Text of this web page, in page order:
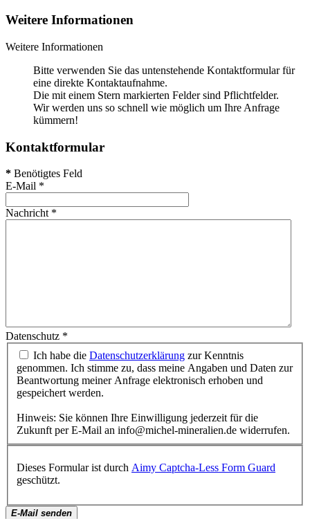
Weitere Informationen
Weitere Informationen
Bitte verwenden Sie das untenstehende Kontaktformular für
eine direkte Kontaktaufnahme.
Die mit einem Stern markierten Felder sind Pflichtfelder.
Wir werden uns so schnell wie möglich um Ihre Anfrage
kümmern!
Kontaktformular
* Benötigtes Feld
E-Mail *
Nachricht*
Datenschutz *
Ich habe die Datenschutzerklärung zur Kenntnis
genommen. Ich stimme zu, dass meine Angaben und Daten zur
Beantwortung meiner Anfrage elektronisch erhoben und
gespeichert werden.
Hinweis: Sie können Ihre Einwilligung jederzeit für die
Zukunft per E-Mail an info@michel-mineralien.de widerrufen.
Dieses Formular ist durch Aimy Captcha-Less Form Guard
geschützt.
E-Mail senden